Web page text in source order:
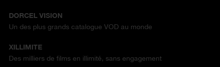
DORCEL VISION
Un des plus grands catalogue VOD au monde
XILLIMITE
Des milliers de films en illimité, sans engagement